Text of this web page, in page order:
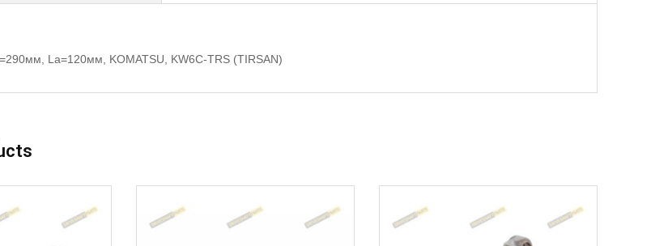
La=120мм, KOMATSU, KW6C-TRS (TIRSAN)